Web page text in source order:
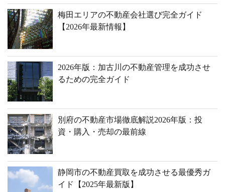
梅田エリアの不動産会社選び完全ガイド
【2026年最新情報】
2026年版：加古川の不動産管理を成功させ
るための完全ガイド
別府の不動産市場徹底解説2026年版：投
資・購入・売却の最前線
静岡市の不動産買取を成功させる最優秀ガ
イド【2025年最新版】